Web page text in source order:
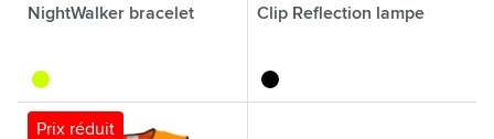
NightWalker bracelet
jaune fluo
Clip Reflection lampe
noir
Prix réduit